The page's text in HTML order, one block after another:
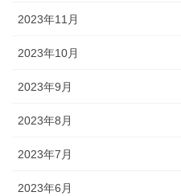
2023年11月
2023年10月
2023年9月
2023年8月
2023年7月
2023年6月